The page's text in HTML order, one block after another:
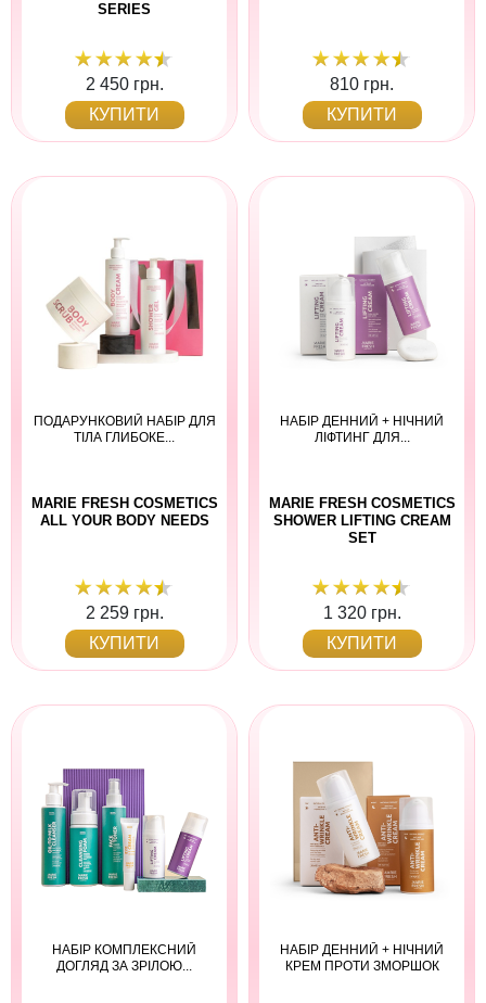
SERIES
2 450 грн.
КУПИТИ
810 грн.
КУПИТИ
ПОДАРУНКОВИЙ НАБІР ДЛЯ
ТІЛА ГЛИБОКЕ...
MARIE FRESH COSMETICS
ALL YOUR BODY NEEDS
2 259 грн.
КУПИТИ
НАБІР ДЕННИЙ + НІЧНИЙ
ЛІФТИНГ ДЛЯ...
MARIE FRESH COSMETICS
SHOWER LIFTING CREAM
SET
1 320 грн.
КУПИТИ
НАБІР КОМПЛЕКСНИЙ
ДОГЛЯД ЗА ЗРІЛОЮ...
НАБІР ДЕННИЙ + НІЧНИЙ
КРЕМ ПРОТИ ЗМОРШОК